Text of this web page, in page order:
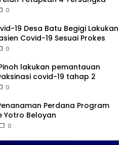
0
19 Desa Batu Begigi Lakukan
Covid-19 Sesuai Prokes
0
lakukan pemantauan
covid-19 tahap 2
0
Perdana Program
Yotro Beloyan
0